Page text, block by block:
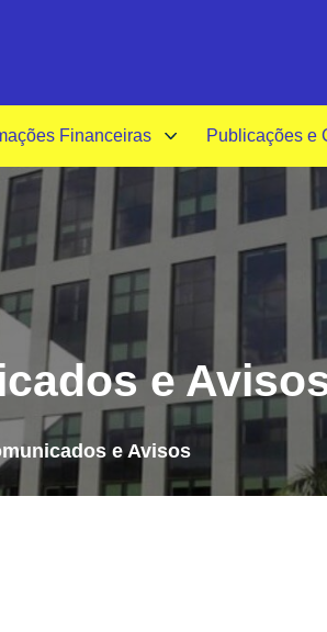
Financeiras Publicações e
e
e Avisos